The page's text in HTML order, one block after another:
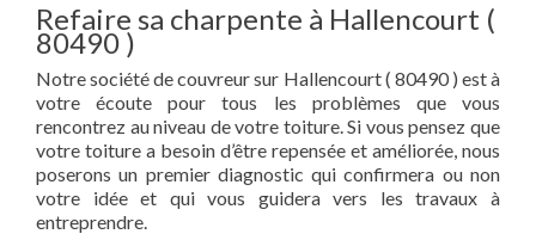
Refaire sa charpente à Hallencourt (
80490 )
Notre société de couvreur sur Hallencourt ( 80490 ) est à
votre écoute pour tous les problèmes que vous
rencontrez au niveau de votre toiture. Si vous pensez que
votre toiture a besoin d’être repensée et améliorée, nous
poserons un premier diagnostic qui confirmera ou non
votre idée et qui vous guidera vers les travaux à
entreprendre.